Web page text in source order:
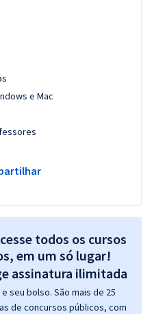
e Mac
todos os cursos
em um só lugar!
seu bolso. São mais de 25
de concursos públicos, com